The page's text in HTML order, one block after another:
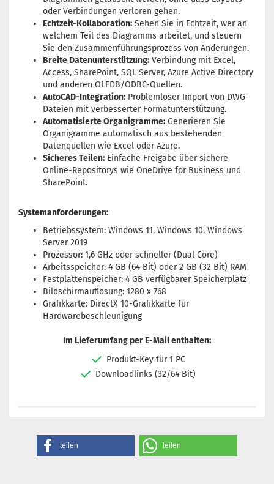
oder Verbindungen verloren gehen.
Echtzeit-Kollaboration: Sehen Sie in Echtzeit, wer an
welchem Teil des Diagramms arbeitet, und steuern
Sie den Zusammenführungsprozess von Änderungen.
Breite Datenunterstützung: Verbindung mit Excel,
Access, SharePoint, SQL Server, Azure Active Directory
und anderen OLEDB/ODBC-Quellen.
AutoCAD-Integration: Problemloser Import von DWG-
Dateien mit verbesserter Formatunterstützung.
Automatisierte Organigramme: Generieren Sie
Organigramme automatisch aus bestehenden
Datenquellen wie Excel oder Azure.
Sicheres Teilen: Einfache Freigabe über sichere
Online-Repositorys wie OneDrive for Business und
SharePoint.
Systemanforderungen:
Betriebssystem: Windows 11, Windows 10, Windows
Server 2019
Prozessor: 1,6 GHz oder schneller (Dual Core)
Arbeitsspeicher: 4 GB (64 Bit) oder 2 GB (32 Bit) RAM
Festplattenspeicher: 4 GB verfügbarer Speicherplatz
Bildschirmauflösung: 1280 x 768
Grafikkarte: DirectX 10-Grafikkarte für
Hardwarebeschleunigung
Im Lieferumfang per E-Mail enthalten:
Produkt-Key für 1 PC
Downloadlinks (32/64 Bit)
teilen teilen